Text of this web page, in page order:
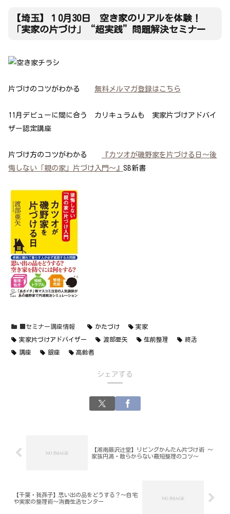
【埼玉】１0月30日 空き家のリアルを体験！
「実家の片づけ」“超実践”問題解決セミナー
片づけのコツがわかる 無料メルマガ登録はこちら
11月デビューに間に合う カリキュラムも 実家片づけアドバイ
ザー認定講座
片づけ方のコツがわかる
『カツオが磯野家を片づける日～後
悔しない「親の家」片づけ入門～』 SB新書
■セミナー講座情報 かたづけ 実家
実家片づけアドバイザー 渡部亜矢 生前整理 終活
講座 銀座 高齢者
シェアする
【湘南藤沢辻堂】リビングかんたん片づけ術 ～
家族円満・散らからない最短整理のコツ～
【千葉・我孫子】思い出の品をどうする？～自宅
や実家の整理術～消費生活センター